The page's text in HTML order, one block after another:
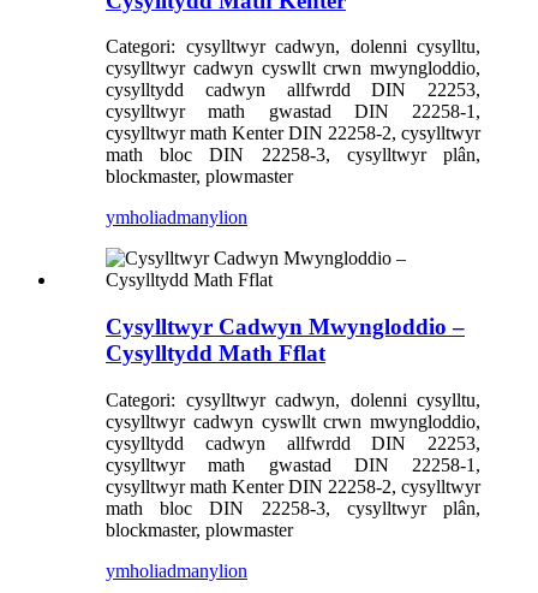
Categori: cysylltwyr cadwyn, dolenni cysylltu,
cysylltwyr cadwyn cyswllt crwn mwyngloddio,
cysylltydd cadwyn allfwrdd DIN 22253,
cysylltwyr math gwastad DIN 22258-1,
cysylltwyr math Kenter DIN 22258-2, cysylltwyr
math bloc DIN 22258-3, cysylltwyr plân,
blockmaster, plowmaster
ymholiadmanylion
Cysylltwyr Cadwyn Mwyngloddio –
Cysylltydd Math Fflat
Categori: cysylltwyr cadwyn, dolenni cysylltu,
cysylltwyr cadwyn cyswllt crwn mwyngloddio,
cysylltydd cadwyn allfwrdd DIN 22253,
cysylltwyr math gwastad DIN 22258-1,
cysylltwyr math Kenter DIN 22258-2, cysylltwyr
math bloc DIN 22258-3, cysylltwyr plân,
blockmaster, plowmaster
ymholiadmanylion